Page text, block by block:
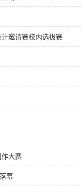
邀请赛校内选拔赛
大赛
幕